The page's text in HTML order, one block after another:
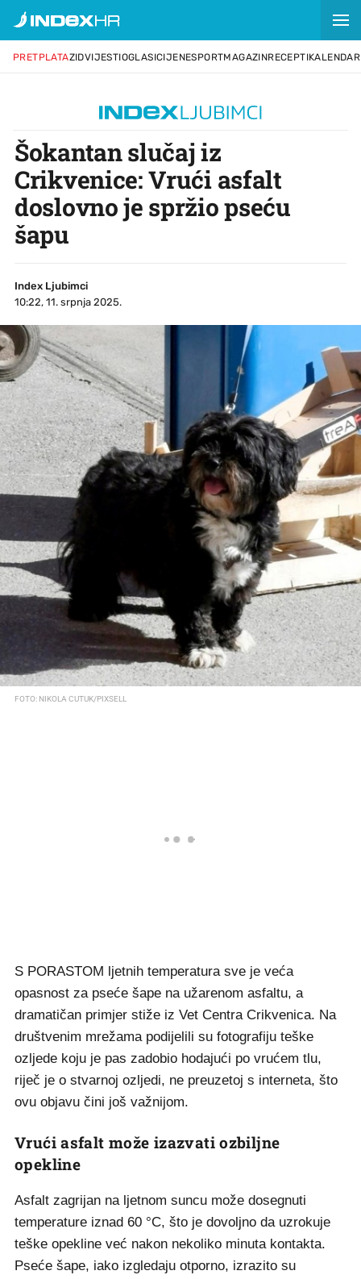
PRETPLATAZIDVIJESTIOGLASICIJENESPORTMAGAZINRECEPTIKALENDAR
Šokantan slučaj iz
Crikvenice: Vrući asfalt
doslovno je spržio pseću
šapu
Index Ljubimci
10:22, 11. srpnja 2025.
FOTO: NIKOLA CUTUK/PIXSELL
S PORASTOM ljetnih temperatura sve je veća
opasnost za pseće šape na užarenom asfaltu, a
dramatičan primjer stiže iz Vet Centra Crikvenica. Na
društvenim mrežama podijelili su fotografiju teške
ozljede koju je pas zadobio hodajući po vrućem tlu,
riječ je o stvarnoj ozljedi, ne preuzetoj s interneta, što
ovu objavu čini još važnijom.
Vrući asfalt može izazvati ozbiljne
opekline
Asfalt zagrijan na ljetnom suncu može dosegnuti
temperature iznad 60 °C, što je dovoljno da uzrokuje
teške opekline već nakon nekoliko minuta kontakta.
Pseće šape, iako izgledaju otporno, izrazito su